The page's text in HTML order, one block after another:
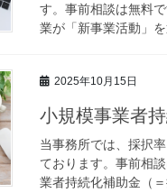
す。事前相談は無料
業が「新事業活動」
2025年10月15日
小規模事業者
当事務所では、採択
ております。事前相
業者持続化補助金（